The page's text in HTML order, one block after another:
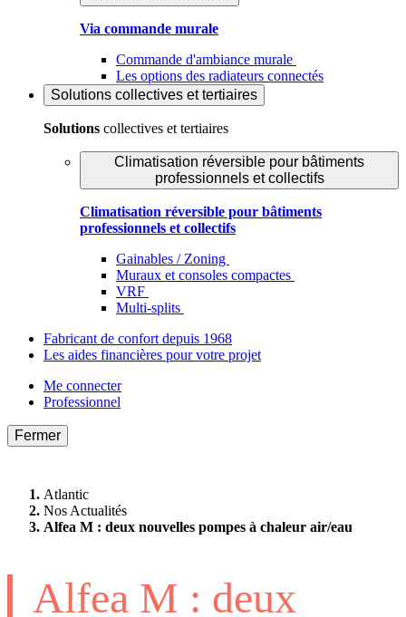
Via commande murale
Commande d'ambiance murale
Les options des radiateurs connectés
Solutions collectives et tertiaires
Solutions collectives et tertiaires
Climatisation réversible pour bâtiments
professionnels et collectifs
Climatisation réversible pour bâtiments
professionnels et collectifs
Gainables / Zoning
Muraux et consoles compactes
VRF
Multi-splits
Fabricant de confort depuis 1968
Les aides financières pour votre projet
Me connecter
Professionnel
Fermer
Atlantic
Nos Actualités
Alfea M : deux nouvelles pompes à chaleur air/eau
Alfea M : deux